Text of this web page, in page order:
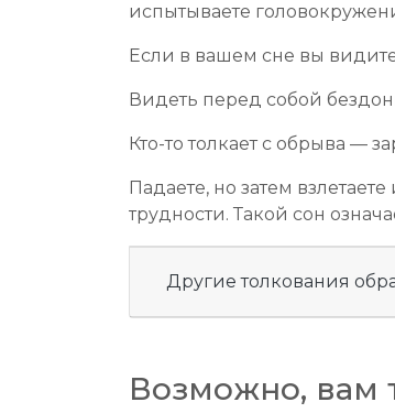
испытываете
Если в вашем сне вы
Видеть перед собой
Кто-то толкает с обрыва —
Падаете, но затем
трудности. Такой сон
Другие толкования
Возможно, вам